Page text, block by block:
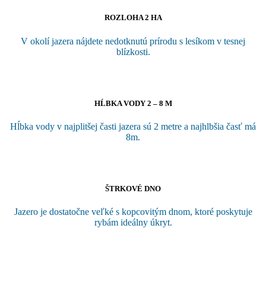
ROZLOHA 2 HA
V okolí jazera nájdete nedotknutú prírodu s lesíkom v tesnej
blízkosti.
HĹBKA VODY 2 – 8 M
Hĺbka vody v najplitšej časti jazera sú 2 metre a najhlbšia časť má
8m.
ŠTRKOVÉ DNO
Jazero je dostatočne veľké s kopcovitým dnom, ktoré poskytuje
rybám ideálny úkryt.